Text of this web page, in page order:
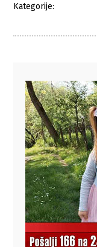
Kategorije: